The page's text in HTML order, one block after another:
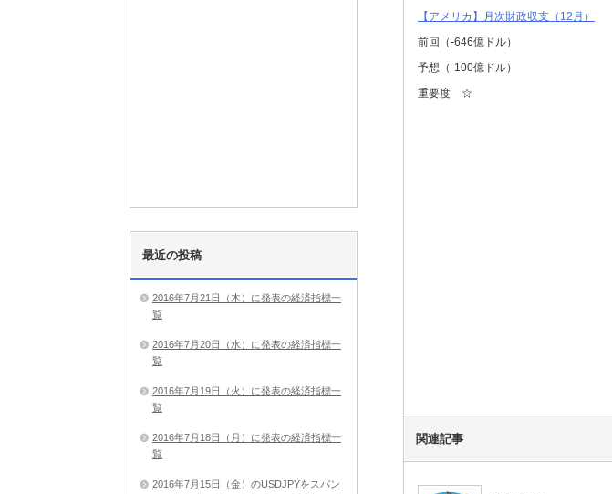
【アメリカ】月次財政収支（12月）
前回（-646億ドル）
予想（-100億ドル）
重要度 ☆
関連記事
最近の投稿
2016年7月21日（木）に発表の経済指標一
覧
2016年7月20日（水）に発表の経済指標一
覧
2016年7月19日（火）に発表の経済指標一
覧
2016年7月18日（月）に発表の経済指標一
覧
2016年7月15日（金）のUSDJPYをスパン